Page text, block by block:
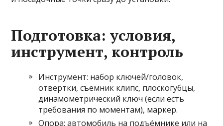
Подготовка: условия,
инструмент, контроль
Инструмент: набор ключей/головок,
отвертки, съемник клипс, плоскогубцы,
динамометрический ключ (если есть
требования по моментам), маркер.
Опора: автомобиль на подъёмнике или на